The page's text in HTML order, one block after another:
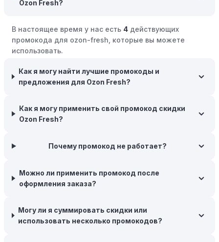
пятница" или сезонными акциями. В такие периоды
розничные компании часто предлагают значительные
скидки.
Бросьте корзину:Если Вы не торопитесь с покупкой,
добавьте товары в корзину и оставьте их на день или
вероятность того, что интернет-магазины, включая
Ozon Fresh, могут прислать вам код скидки, чтобы
Межсезонные покупки:Приобретайте товары во
складские запасы. Планируйте заранее и покупайте
товары на следующий сезон, когда они будут в
Возможность бесплатной доставки:Большинство
Ozon Fresh?
В настоящее время у нас есть 4 действующих
промокода для ozon-fresh, которые вы можете
использовать.
Как я могу найти лучшие промокоды и
предложения для Ozon Fresh?
Как я могу применить свой промокод скидки
Ozon Fresh?
Почему промокод не работает?
Можно ли применить промокод после
оформления заказа?
Могу ли я суммировать скидки или
использовать несколько промокодов?